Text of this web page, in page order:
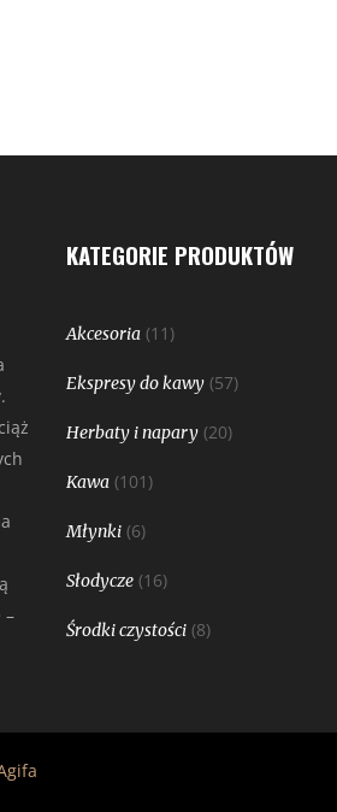
–
KATEGORIE PRODUKTÓW
Akcesoria (11)
Ekspresy do kawy (57)
Herbaty i napary (20)
Kawa (101)
Młynki (6)
Słodycze (16)
Środki czystości (8)